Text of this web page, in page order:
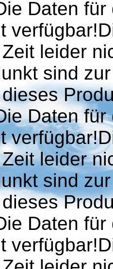
Daten
leider
sind
Daten
leider
sind
Daten